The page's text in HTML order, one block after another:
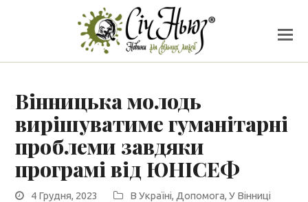
Вінницька молодь
вирішуватиме гуманітарні
проблеми завдяки
програмі від ЮНІСЕФ
4 Грудня, 2023 В Україні, Допомога,У Вінниці